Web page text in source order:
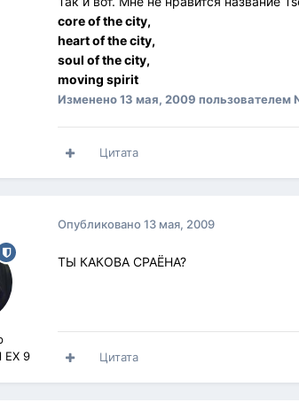
core of the city,
heart of the city,
soul of the city,
moving spirit
Изменено13 мая, 2009 пользователем
Цитата
EX 9
Опубликовано13 мая, 2009
ТЫ КАКОВА СРАЁНА?
Цитата